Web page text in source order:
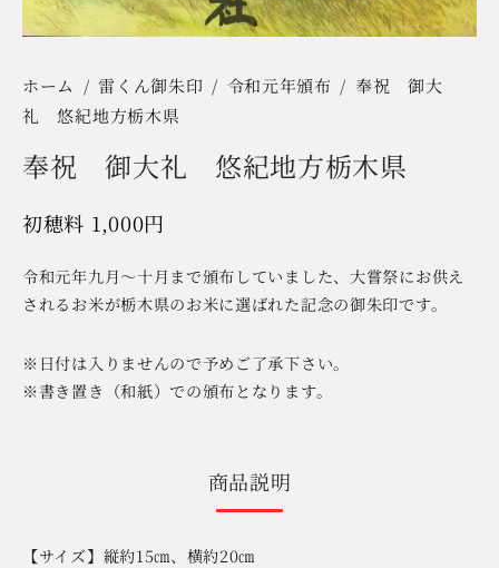
ホーム / 雷くん御朱印 / 令和元年頒布 / 奉祝 御大
礼 悠紀地方栃木県
奉祝 御大礼 悠紀地方栃木県
1,000円
令和元年九月～十月まで頒布していました、大嘗祭にお供え
されるお米が栃木県のお米に選ばれた記念の御朱印です。
※日付は入りませんので予めご了承下さい。
※書き置き（和紙）での頒布となります。
商品説明
【サイズ】縦約15㎝、横約20㎝